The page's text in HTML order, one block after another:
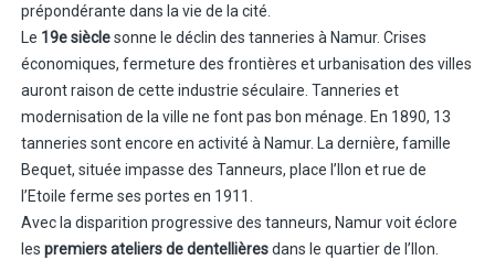
prépondérante dans la vie de la cité.
Le 19e sièclesonne le déclin des tanneries à Namur. Crises
économiques, fermeture des frontières et urbanisation des villes
auront raison de cette industrie séculaire. Tanneries et
modernisation de la ville ne font pas bon ménage. En 1890, 13
tanneries sont encore en activité à Namur. La dernière, famille
Bequet, située impasse des Tanneurs, place l’Ilon et rue de
l’Etoile ferme ses portes en 1911.
Avec la disparition progressive des tanneurs, Namur voit éclore
lespremiers ateliers de dentellièresdans le quartier de l’Ilon.